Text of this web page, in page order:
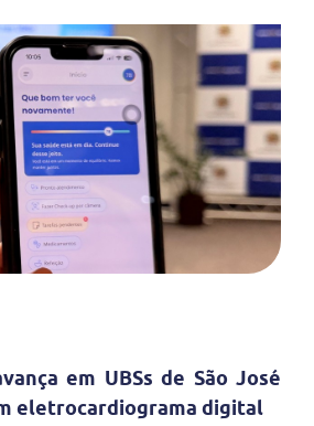
em UBSs de São José
eletrocardiograma digital